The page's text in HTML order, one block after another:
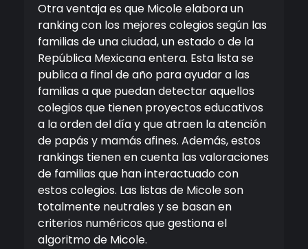
Otra ventaja es que Micole elabora un
ranking con los mejores colegios según las
familias de una ciudad, un estado o de la
República Mexicana entera. Esta lista se
publica a final de año para ayudar a las
familias a que puedan detectar aquellos
colegios que tienen proyectos educativos
a la orden del día y que atraen la atención
de papás y mamás afines. Además, estos
rankings tienen en cuenta las valoraciones
de familias que han interactuado con
estos colegios. Las listas de Micole son
totalmente neutrales y se basan en
criterios numéricos que gestiona el
algoritmo de Micole.